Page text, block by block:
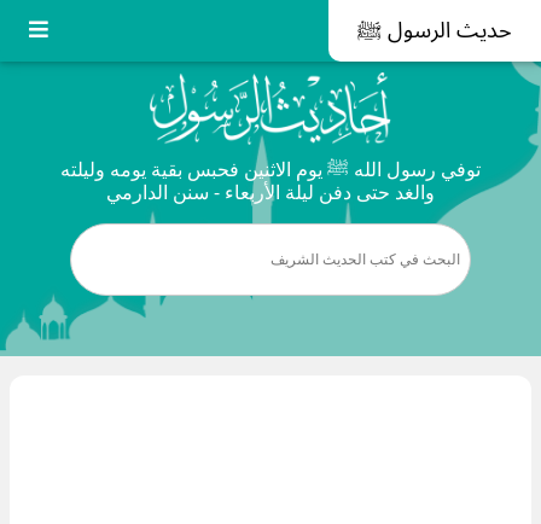
حديث الرسول ﷺ
توفي رسول الله ﷺ يوم الاثنين فحبس بقية يومه وليلته
والغد حتى دفن ليلة الأربعاء - سنن الدارمي